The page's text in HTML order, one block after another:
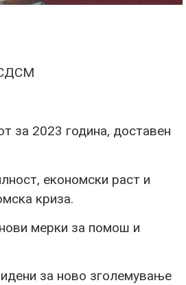
СДСМ
за 2023 година, доставен
економски раст и
криза.
мерки за помош и
за ново зголемување